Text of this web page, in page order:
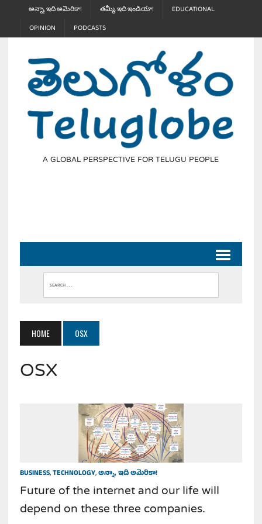
అన్నా, ఇది అమెరికా! తమ్మీ, ఇది ఇండియా!
EDUCATIONAL
OPINION
PODCASTS
A GLOBAL PERSPECTIVE FOR TELUGU PEOPLE
HOME OSX
OSX
BUSINESS,TECHNOLOGY,అన్నా, ఇది అమెరికా!
Future of the internet and our life will
depend on these three companies.